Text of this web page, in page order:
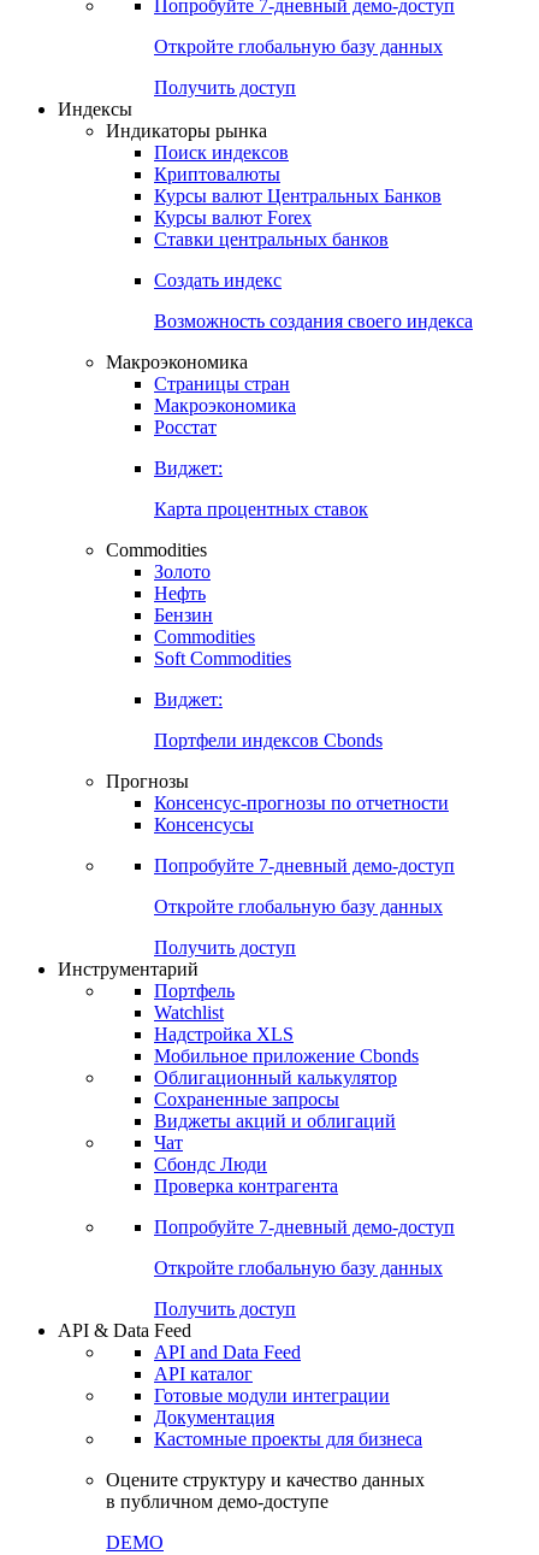
Попробуйте 7-дневный демо-доступ
Откройте глобальную базу данных
Получить доступ
Индексы
Индикаторы рынка
Поиск индексов
Криптовалюты
Курсы валют Центральных Банков
Курсы валют Forex
Ставки центральных банков
Создать индекс
Возможность создания своего индекса
Макроэкономика
Страницы стран
Макроэкономика
Росстат
Виджет:
Карта процентных ставок
Commodities
Золото
Нефть
Бензин
Commodities
Soft Commodities
Виджет:
Портфели индексов Cbonds
Прогнозы
Консенсус-прогнозы по отчетности
Консенсусы
Попробуйте 7-дневный демо-доступ
Откройте глобальную базу данных
Получить доступ
Инструментарий
Портфель
Watchlist
Надстройка XLS
Мобильное приложение Cbonds
Облигационный калькулятор
Сохраненные запросы
Виджеты акций и облигаций
Чат
Сбондс Люди
Проверка контрагента
Попробуйте 7-дневный демо-доступ
Откройте глобальную базу данных
Получить доступ
API & Data Feed
API and Data Feed
API каталог
Готовые модули интеграции
Документация
Кастомные проекты для бизнеса
Оцените структуру и качество данных
в публичном демо-доступе
DEMO